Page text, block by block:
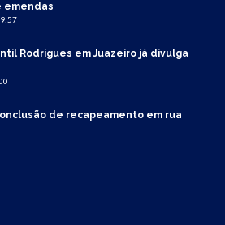
emendas
Rodrigues em Juazeiro já divulga
de recapeamento em rua